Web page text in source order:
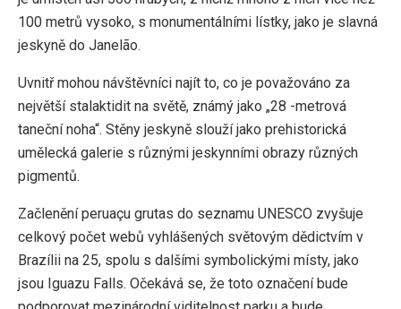
100 metrů vysoko, s monumentálními lístky, jako je slavná
jeskyně do Janelão.
Uvnitř mohou návštěvníci najít to, co je považováno za
největší stalaktidit na světě, známý jako „28 -metrová
taneční noha“. Stěny jeskyně slouží jako prehistorická
umělecká galerie s různými jeskynními obrazy různých
pigmentů.
Začlenění peruaçu grutas do seznamu UNESCO zvyšuje
celkový počet webů vyhlášených světovým dědictvím v
Brazílii na 25, spolu s dalšími symbolickými místy, jako
jsou Iguazu Falls. Očekává se, že toto označení bude